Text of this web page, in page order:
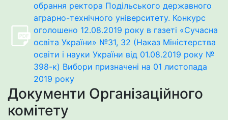
обрання ректора Подільського державного
аграрно-технічного університету. Конкурс
оголошено 12.08.2019 року в газеті «Сучасна
освіта України» №31, 32 (Наказ Міністерства
освіти і науки України від 01.08.2019 року №
398-к) Вибори призначені на 01 листопада
2019 року
Документи Організаційного
комітету